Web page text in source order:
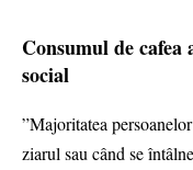
Consumul de
social
”Majoritatea
ziarul sau când se